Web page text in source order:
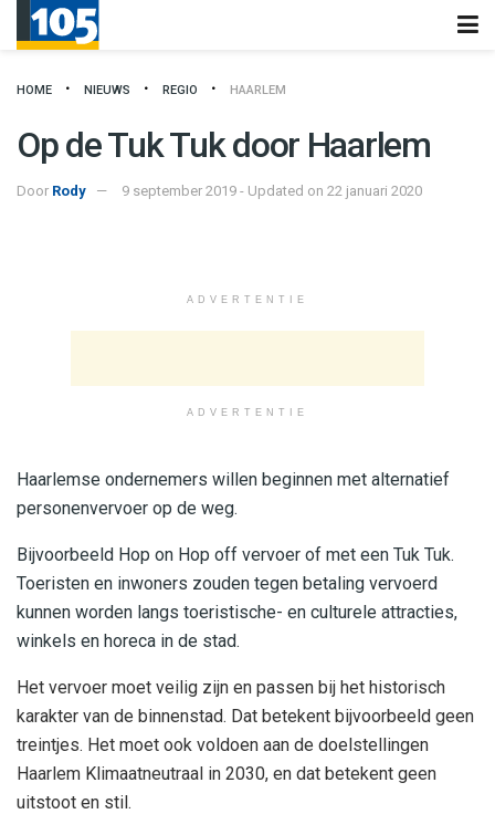
HOME NIEUWS REGIO HAARLEM
Op de Tuk Tuk door Haarlem
Door Rody 9 september 2019 - Updated on 22 januari 2020
ADVERTENTIE
ADVERTENTIE
Haarlemse ondernemers willen beginnen met alternatief
personenvervoer op de weg.
Bijvoorbeeld Hop on Hop off vervoer of met een Tuk Tuk.
Toeristen en inwoners zouden tegen betaling vervoerd
kunnen worden langs toeristische- en culturele attracties,
winkels en horeca in de stad.
Het vervoer moet veilig zijn en passen bij het historisch
karakter van de binnenstad. Dat betekent bijvoorbeeld geen
treintjes. Het moet ook voldoen aan de doelstellingen
Haarlem Klimaatneutraal in 2030, en dat betekent geen
uitstoot en stil.